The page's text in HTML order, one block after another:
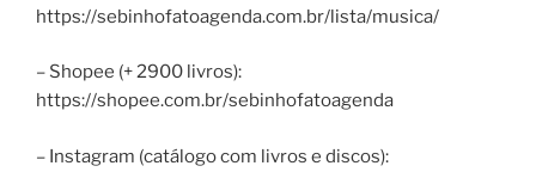
https://sebinhofatoagenda.com.br/lista/musica/
– Shopee (+ 2900 livros):
https://shopee.com.br/sebinhofatoagenda
– Instagram (catálogo com livros e discos):